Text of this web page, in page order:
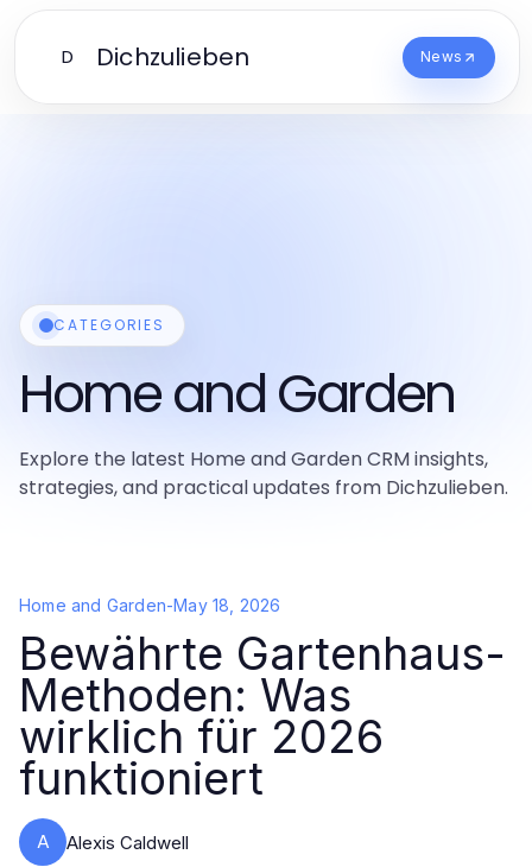
D Dichzulieben News
CATEGORIES
Home and Garden
Explore the latest Home and Garden CRM insights,
strategies, and practical updates from Dichzulieben.
Home and Garden-May 18, 2026
Bewährte Gartenhaus-
Methoden: Was
wirklich für 2026
funktioniert
A Alexis Caldwell